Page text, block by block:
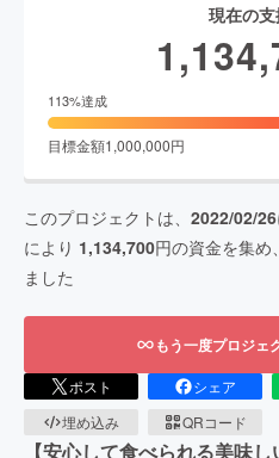
現在の
113%達成
目標金額1,000,000円
このプロジェクトは、 2022/02/26
により 1,134,700円の資金を集め
ました
もう一度プロジェ
ポスト シェア
埋め込み
QRコード
【安心して食べられる美味